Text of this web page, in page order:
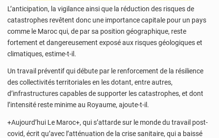
L’anticipation, la vigilance ainsi que la réduction des risques de
catastrophes revêtent donc une importance capitale pour un pays
comme le Maroc qui, de par sa position géographique, reste
fortement et dangereusement exposé aux risques géologiques et
climatiques, estime-t-il.
Un travail préventif qui débute par le renforcement de la résilience
des collectivités territoriales en les dotant, entre autres,
d’infrastructures capables de supporter les catastrophes, et dont
l’intensité reste minime au Royaume, ajoute-t-il.
+Aujourd’hui Le Maroc+, qui s’attarde sur le monde du travail post-
covid, écrit qu’avec l’atténuation de la crise sanitaire, qui a baissé